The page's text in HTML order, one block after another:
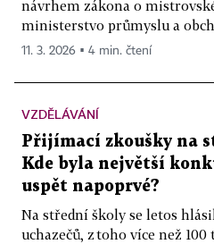
návrhem zákona o
ministerstvo průmyslu a
11. 3. 2026 ▪ 4 min. čtení
VZDĚLÁVÁNÍ
Přijímací zkoušky na
Kde byla největší
uspět napoprvé?
Na střední školy se letos
uchazečů, z toho více než